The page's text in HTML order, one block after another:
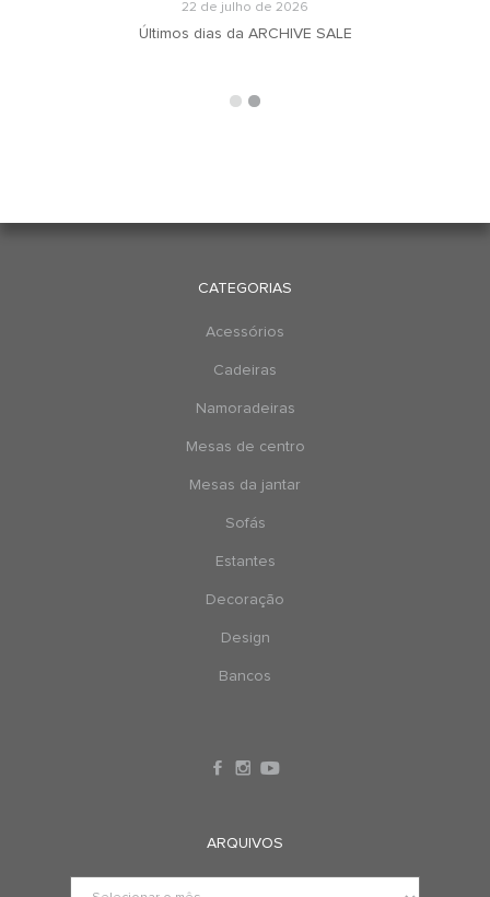
22 de julho de 2026
Últimos dias da ARCHIVE SALE
CATEGORIAS
Acessórios
Cadeiras
Namoradeiras
Mesas de centro
Mesas da jantar
Sofás
Estantes
Decoração
Design
Bancos
ARQUIVOS